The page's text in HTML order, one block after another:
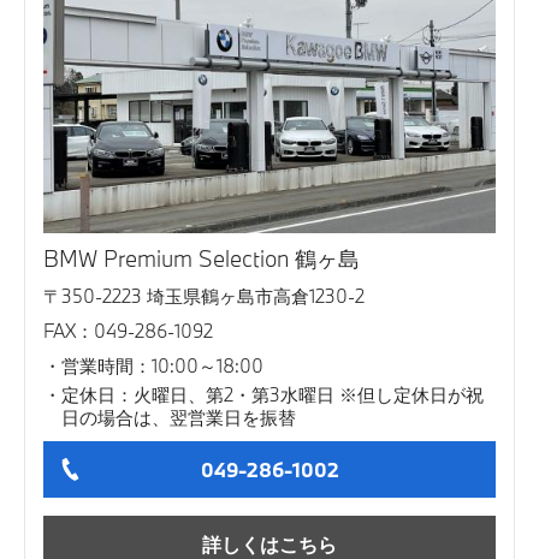
BMW Premium Selection 鶴ヶ島
〒350-2223 埼玉県鶴ヶ島市高倉1230-2
FAX：049-286-1092
営業時間：10:00～18:00
定休日：火曜日、第2・第3水曜日 ※但し定休日が祝
日の場合は、翌営業日を振替
049-286-1002
詳しくはこちら